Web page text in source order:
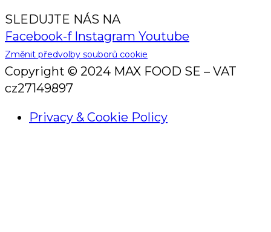
SLEDUJTE NÁS NA
Facebook-f Instagram Youtube
Změnit předvolby souborů cookie
Copyright © 2024 MAX FOOD SE – VAT
cz27149897
Privacy & Cookie Policy